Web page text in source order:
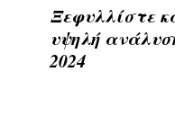
Ξεφυλλίστε
υψηλή
2024